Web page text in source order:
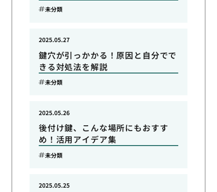
未分類
鍵穴が引っかかる！原因と自分でで
きる対処法を解説
2025.05.27
未分類
後付け鍵、こんな場所にもおすす
め！活用アイデア集
2025.05.26
未分類
2025.05.25